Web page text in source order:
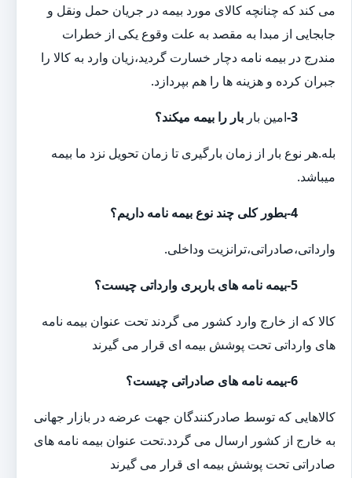
می کند که چنانچه کالای مورد بیمه در جریان حمل ونقل و
جابجایی از مبدا به مقصد به علت وقوع یکی از خطرات
مندرج در بیمه نامه دچار خسارت گردید،زیان وارد به کالا را
جبران کرده و هزینه ها را هم بپردازد.
3- امین بار بار را بیمه میکند؟
بله.هر نوع بار از زمان بارگیری تا زمان تحویل نزد ما بیمه
میباشد.
4-بطور کلی چند نوع بیمه نامه داریم؟
وارداتی،صادراتی،ترانزیت وداخلی.
5-بیمه نامه های باربری وارداتی چیست؟
کالا که از خارج وارد کشور می گردند تحت عنوان بیمه نامه
های وارداتی تحت پوشش بیمه ای قرار می گیرند
6-بیمه نامه های صادراتی چیست؟
کالاهایی که توسط صادرکنندگان جهت عرضه در بازار جهانی
به خارج از کشور ارسال می گردد.تحت عنوان بیمه نامه های
صادراتی تحت پوشش بیمه ای قرار می گیرند